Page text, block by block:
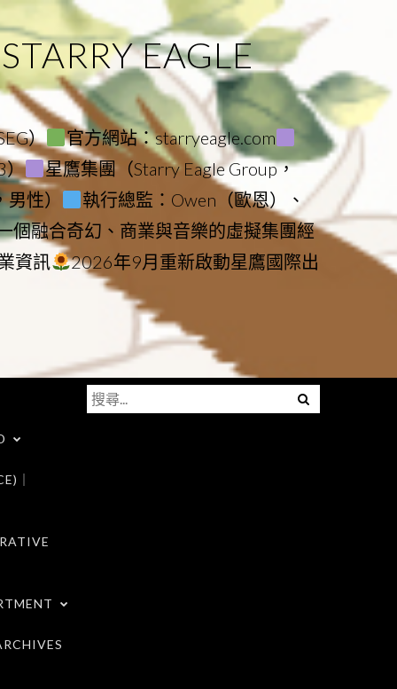
EAGLE
）
官方網站：starryeagle.com
）
星鷹集團（Starry Eagle Group，
性）
執行總監：Owen（歐恩）、
個融合奇幻、商業與音樂的虛擬集團經
資訊
2026年9月重新啟動星鷹國際出
｜
Menu
搜
尋